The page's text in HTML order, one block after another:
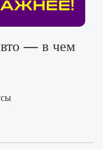
— в чем